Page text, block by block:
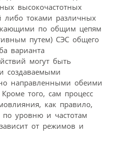
высокочастотных
либо токами различных
по общим цепям
путем) СЭС общего
варианта
могут быть
создаваемыми
направленными обеими
того, сам процесс
как правило,
уровню и частотам
от режимов и